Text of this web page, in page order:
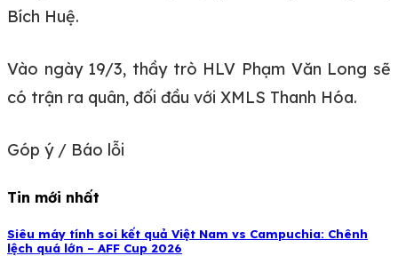
Bích Huệ.
Vào ngày 19/3, thầy trò HLV Phạm Văn Long sẽ
có trận ra quân, đối đầu với XMLS Thanh Hóa.
Góp ý / Báo lỗi
Tin mới nhất
Siêu máy tính soi kết quả Việt Nam vs Campuchia: Chênh
lệch quá lớn – AFF Cup 2026